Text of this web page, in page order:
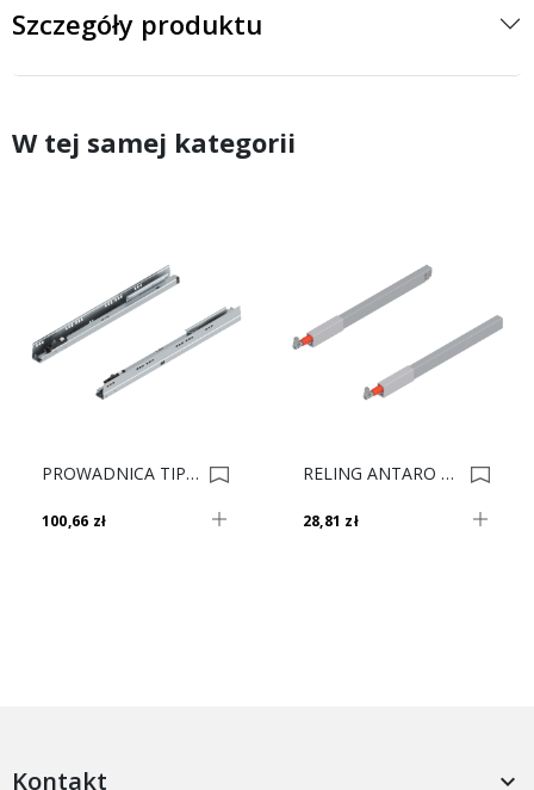
Szczegóły produktu
W tej samej kategorii
PROWADNICA TIP-ON+Blum 578.600M P+L 0004949
100,66 zł
RELING ANTARO Szary 27cm ZRG.207 L+P 0007807
28,81 zł
Kontakt 